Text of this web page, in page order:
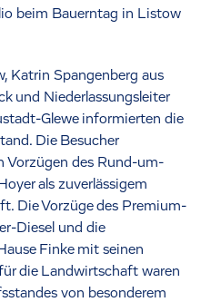
beim Bauerntag in Listow
Katrin Spangenberg aus
und Niederlassungsleiter
Glewe informierten die
Die Besucher
Vorzügen des Rund-um-
als zuverlässigem
Die Vorzüge des Premium-
Diesel und die
Finke mit seinen
die Landwirtschaft waren
von besonderem